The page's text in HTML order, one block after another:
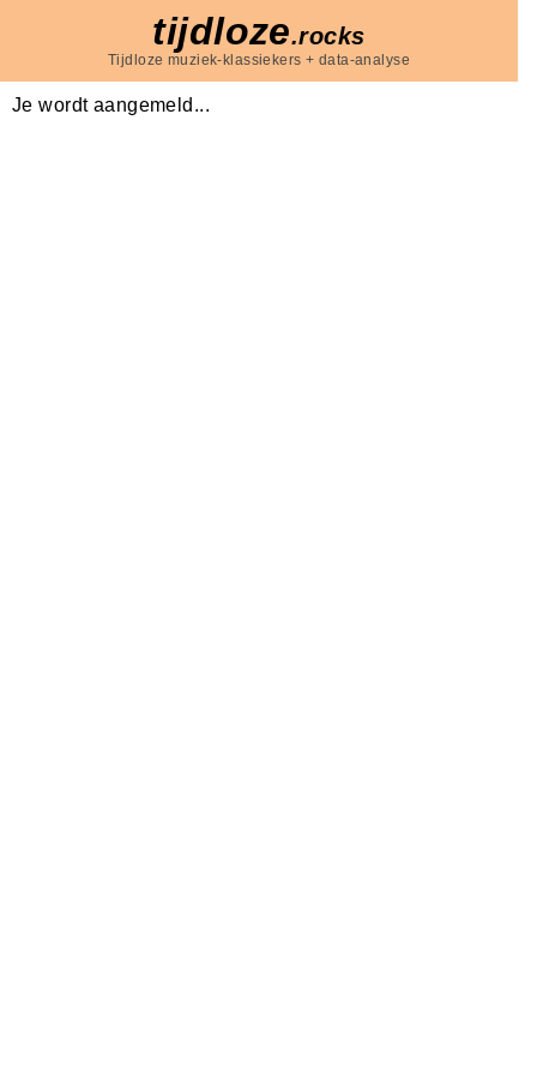
tijdloze.rocks
Tijdloze muziek-klassiekers + data-analyse
Je wordt aangemeld...